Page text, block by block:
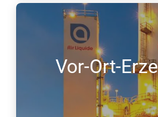
Vor-Ort-